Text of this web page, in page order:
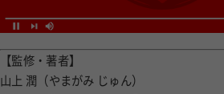
【監修・著者】
山上 潤（やまがみ じゅん）